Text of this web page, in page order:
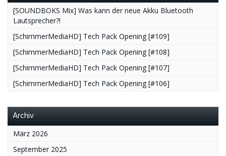
[SOUNDBOKS Mix] Was kann der neue Akku Bluetooth
Lautsprecher?!
[SchimmerMediaHD] Tech Pack Opening [#109]
[SchimmerMediaHD] Tech Pack Opening [#108]
[SchimmerMediaHD] Tech Pack Opening [#107]
[SchimmerMediaHD] Tech Pack Opening [#106]
Archiv
März 2026
September 2025